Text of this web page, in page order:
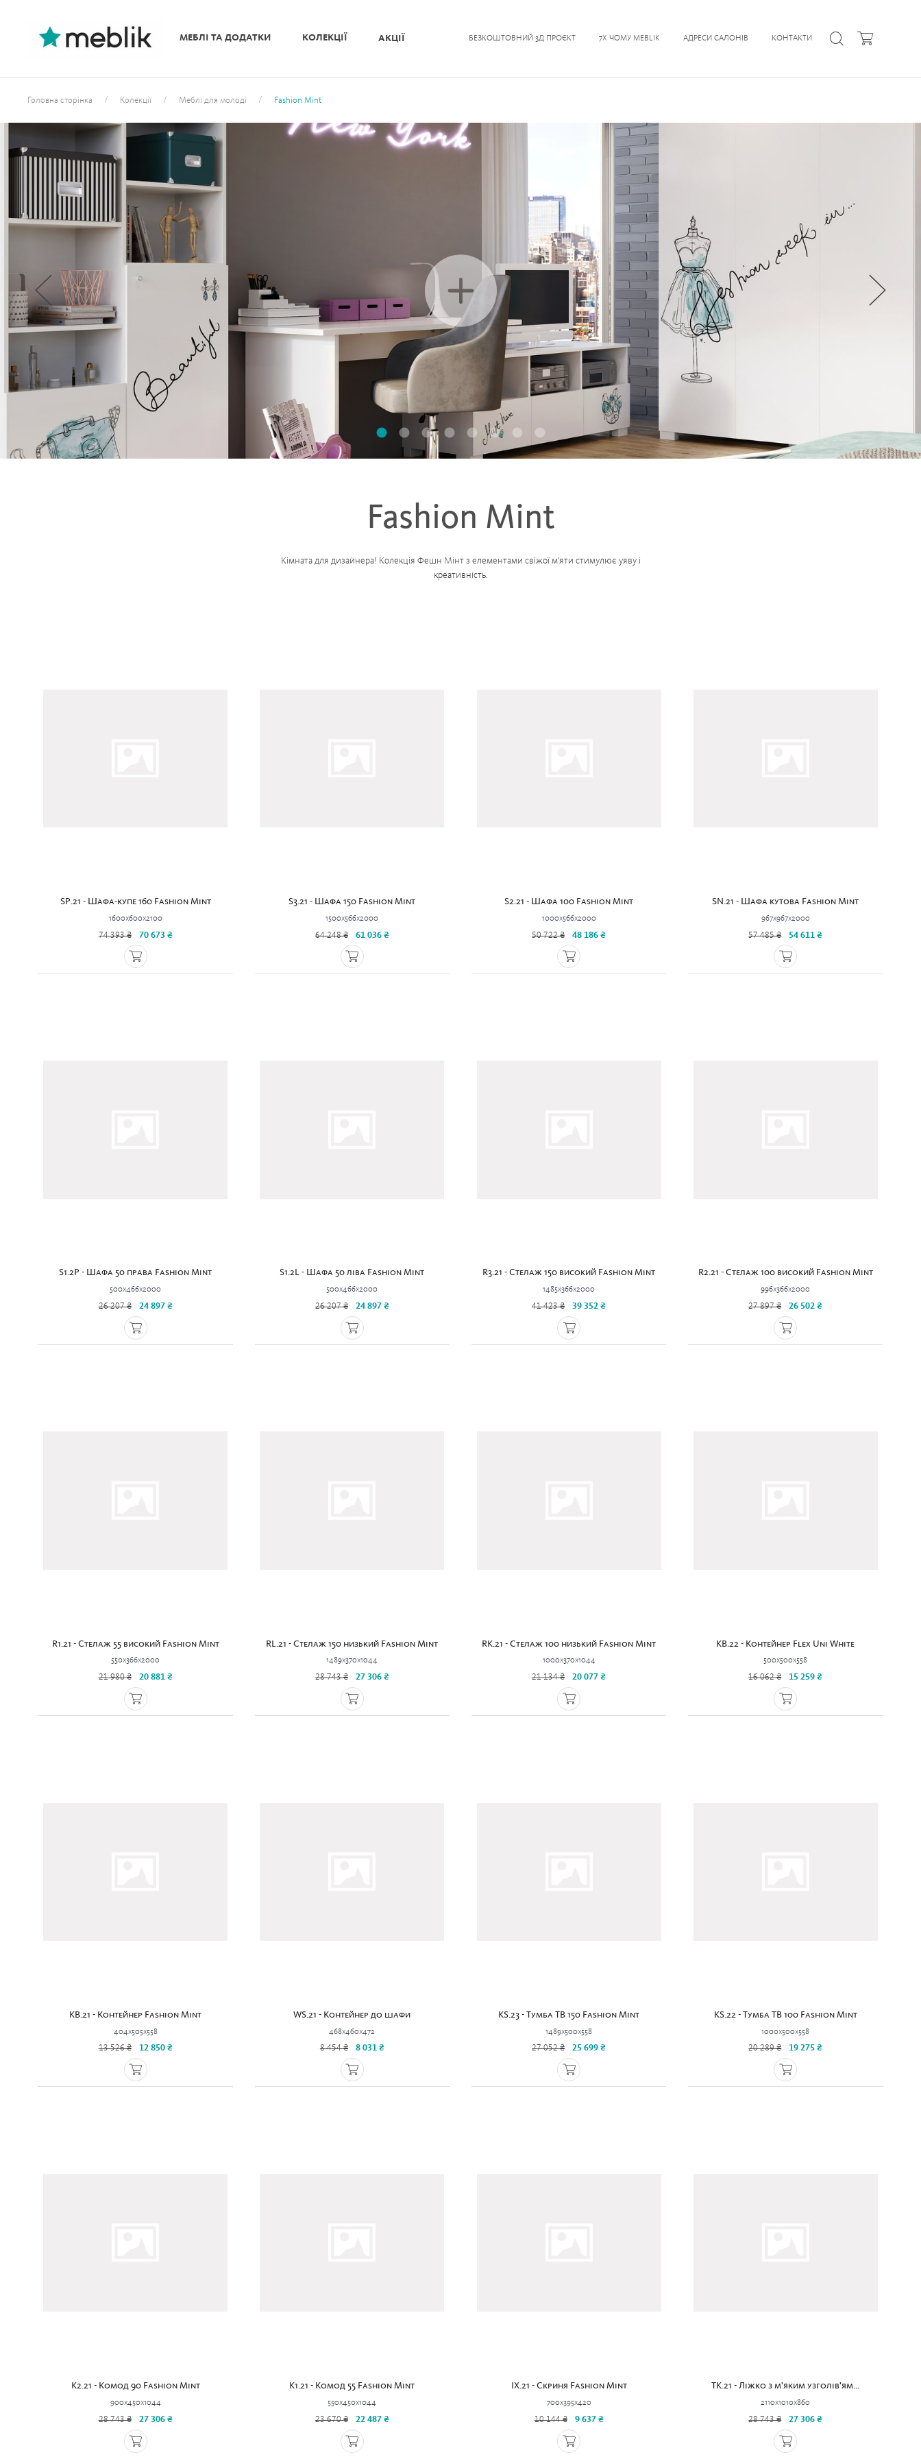
МЕБЛІ ТА ДОДАТКИ КОЛЕКЦІЇ АКЦІЇ БЕЗКОШТОВНИЙ 3Д ПРОЄКТ 7Х ЧОМУ MEBLIK АДРЕСИ САЛОНІВ КОНТАКТИ
Головна сторінка / Колекції / Меблі для молоді / Fashion Mint
Fashion Mint
Кімната для дизайнера! Колекція Фешн Мінт з елементами свіжої м'яти стимулює уяву і
креативність.
SP.21 - Шафа-купе 160 Fashion Mint
1600x600x2100
74 393 ₴ 70 673 ₴
S3.21 - Шафа 150 Fashion Mint
1500x566x2000
64 248 ₴ 61 036 ₴
S2.21 - Шафа 100 Fashion Mint
1000x566x2000
50 722 ₴ 48 186 ₴
SN.21 - Шафа кутова Fashion Mint
967x967x2000
57 485 ₴ 54 611 ₴
S1.2P - Шафа 50 права Fashion Mint
500x466x2000
26 207 ₴ 24 897 ₴
S1.2L - Шафа 50 ліва Fashion Mint
500x466x2000
26 207 ₴ 24 897 ₴
R3.21 - Стелаж 150 високий Fashion Mint
1485x366x2000
41 423 ₴ 39 352 ₴
R2.21 - Стелаж 100 високий Fashion Mint
996x366x2000
27 897 ₴ 26 502 ₴
R1.21 - Стелаж 55 високий Fashion Mint
550x366x2000
21 980 ₴ 20 881 ₴
RL.21 - Стелаж 150 низький Fashion Mint
1489x370x1044
28 743 ₴ 27 306 ₴
RK.21 - Стелаж 100 низький Fashion Mint
1000x370x1044
21 134 ₴ 20 077 ₴
KB.22 - Контейнер Flex Uni White
500x500x558
16 062 ₴ 15 259 ₴
KB.21 - Контейнер Fashion Mint
404x505x558
13 526 ₴ 12 850 ₴
WS.21 - Контейнер до шафи
468x460x472
8 454 ₴ 8 031 ₴
KS.23 - Тумба ТВ 150 Fashion Mint
1489x500x558
27 052 ₴ 25 699 ₴
KS.22 - Тумба ТВ 100 Fashion Mint
1000x500x558
20 289 ₴ 19 275 ₴
K2.21 - Комод 90 Fashion Mint
900x450x1044
28 743 ₴ 27 306 ₴
K1.21 - Комод 55 Fashion Mint
550x450x1044
23 670 ₴ 22 487 ₴
IX.21 - Скриня Fashion Mint
700x395x420
10 144 ₴ 9 637 ₴
TK.21 - Ліжко з м'яким узголів'ям...
2110x1010x860
28 743 ₴ 27 306 ₴